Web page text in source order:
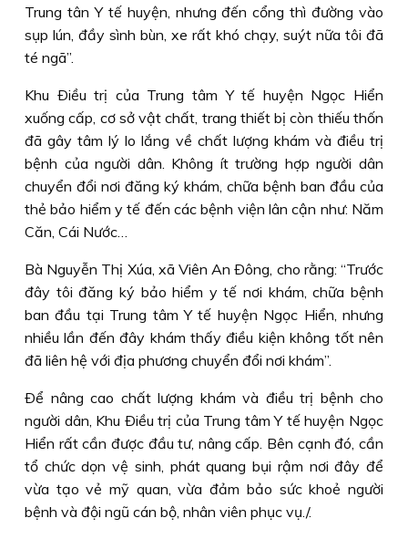
Trung tân Y tế huyện, nhưng đến cổng thì đường vào
sụp lún, đầy sình bùn, xe rất khó chạy, suýt nữa tôi đã
té ngã”.
Khu Ðiều trị của Trung tâm Y tế huyện Ngọc Hiển
xuống cấp, cơ sở vật chất, trang thiết bị còn thiếu thốn
đã gây tâm lý lo lắng về chất lượng khám và điều trị
bệnh của người dân. Không ít trường hợp người dân
chuyển đổi nơi đăng ký khám, chữa bệnh ban đầu của
thẻ bảo hiểm y tế đến các bệnh viện lân cận như: Năm
Căn, Cái Nước…
Bà Nguyễn Thị Xúa, xã Viên An Ðông, cho rằng: “Trước
đây tôi đăng ký bảo hiểm y tế nơi khám, chữa bệnh
ban đầu tại Trung tâm Y tế huyện Ngọc Hiển, nhưng
nhiều lần đến đây khám thấy điều kiện không tốt nên
đã liên hệ với địa phương chuyển đổi nơi khám”.
Ðể nâng cao chất lượng khám và điều trị bệnh cho
người dân, Khu Ðiều trị của Trung tâm Y tế huyện Ngọc
Hiển rất cần được đầu tư, nâng cấp. Bên cạnh đó, cần
tổ chức dọn vệ sinh, phát quang bụi rậm nơi đây để
vừa tạo vẻ mỹ quan, vừa đảm bảo sức khoẻ người
bệnh và đội ngũ cán bộ, nhân viên phục vụ./.